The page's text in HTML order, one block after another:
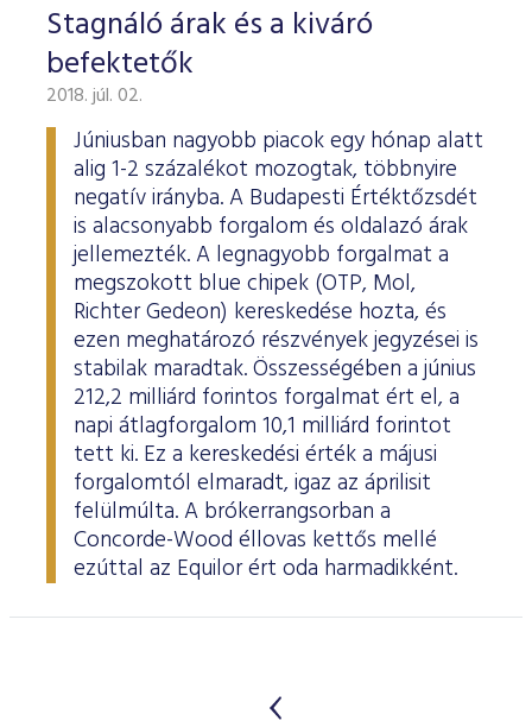
Stagnáló árak és a kiváró
befektetők
2018. júl. 02.
Júniusban nagyobb piacok egy hónap alatt
alig 1-2 százalékot mozogtak, többnyire
negatív irányba. A Budapesti Értéktőzsdét
is alacsonyabb forgalom és oldalazó árak
jellemezték. A legnagyobb forgalmat a
megszokott blue chipek (OTP, Mol,
Richter Gedeon) kereskedése hozta, és
ezen meghatározó részvények jegyzései is
stabilak maradtak. Összességében a június
212,2 milliárd forintos forgalmat ért el, a
napi átlagforgalom 10,1 milliárd forintot
tett ki. Ez a kereskedési érték a májusi
forgalomtól elmaradt, igaz az áprilisit
felülmúlta. A brókerrangsorban a
Concorde-Wood éllovas kettős mellé
ezúttal az Equilor ért oda harmadikként.